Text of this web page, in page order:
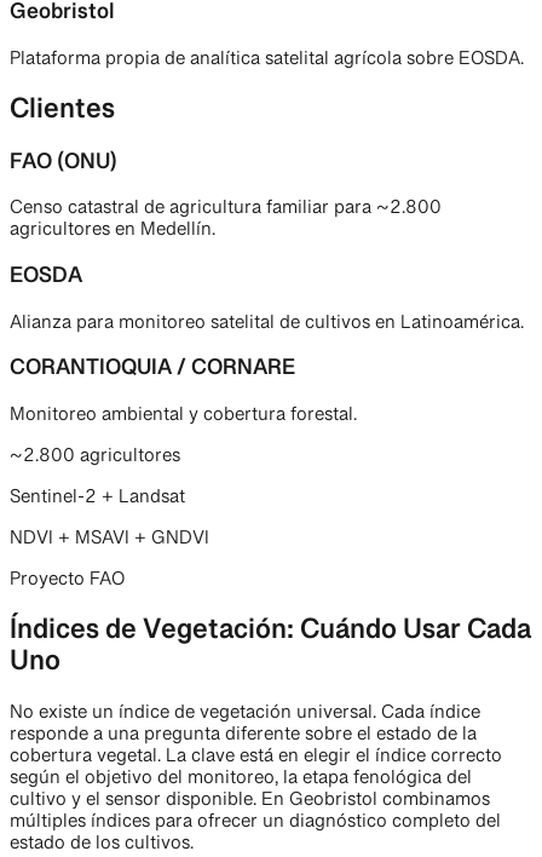
Geobristol
Plataforma propia de analítica satelital agrícola sobre EOSDA.
Clientes
FAO (ONU)
Censo catastral de agricultura familiar para ~2.800
agricultores en Medellín.
EOSDA
Alianza para monitoreo satelital de cultivos en Latinoamérica.
CORANTIOQUIA / CORNARE
Monitoreo ambiental y cobertura forestal.
~2.800 agricultores
Sentinel-2 + Landsat
NDVI + MSAVI + GNDVI
Proyecto FAO
Índices de Vegetación: Cuándo Usar Cada
Uno
No existe un índice de vegetación universal. Cada índice
responde a una pregunta diferente sobre el estado de la
cobertura vegetal. La clave está en elegir el índice correcto
según el objetivo del monitoreo, la etapa fenológica del
cultivo y el sensor disponible. En Geobristol combinamos
múltiples índices para ofrecer un diagnóstico completo del
estado de los cultivos.